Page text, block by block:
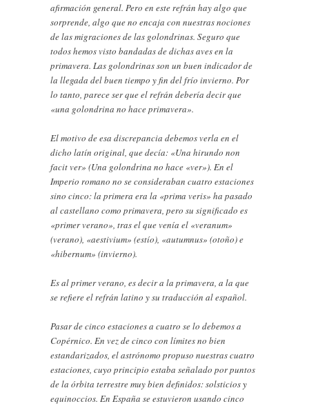
afirmación general. Pero en este refrán hay algo que
sorprende, algo que no encaja con nuestras nociones
de las migraciones de las golondrinas. Seguro que
todos hemos visto bandadas de dichas aves en la
primavera. Las golondrinas son un buen indicador de
la llegada del buen tiempo y fin del frío invierno. Por
lo tanto, parece ser que el refrán debería decir que
«una golondrina no hace primavera».
El motivo de esa discrepancia debemos verla en el
dicho latín original, que decía: «Una hirundo non
facit ver» (Una golondrina no hace «ver»). En el
Imperio romano no se consideraban cuatro estaciones
sino cinco: la primera era la «prima veris» ha pasado
al castellano como primavera, pero su significado es
«primer verano», tras el que venía el «veranum»
(verano), «aestivium» (estío), «autumnus» (otoño) e
«hibernum» (invierno).
Es al primer verano, es decir a la primavera, a la que
se refiere el refrán latino y su traducción al español.
Pasar de cinco estaciones a cuatro se lo debemos a
Copérnico. En vez de cinco con límites no bien
estandarizados, el astrónomo propuso nuestras cuatro
estaciones, cuyo principio estaba señalado por puntos
de la órbita terrestre muy bien definidos: solsticios y
equinoccios. En España se estuvieron usando cinco